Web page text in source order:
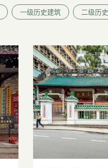
一级历史建筑 二级历